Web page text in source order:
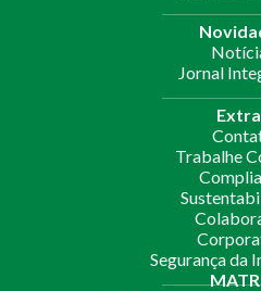
Jornal
Trabalhe
Segurança da